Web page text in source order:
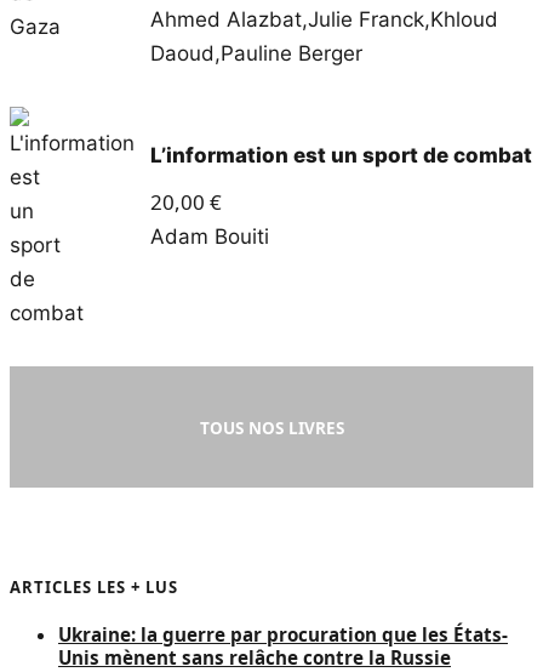
Ahmed Alazbat,Julie Franck,Khloud
Daoud,Pauline Berger
L’information est un sport de combat
20,00 €
Adam Bouiti
TOUS NOS LIVRES
ARTICLES LES + LUS
Ukraine: la guerre par procuration que les États-
Unis mènent sans relâche contre la Russie